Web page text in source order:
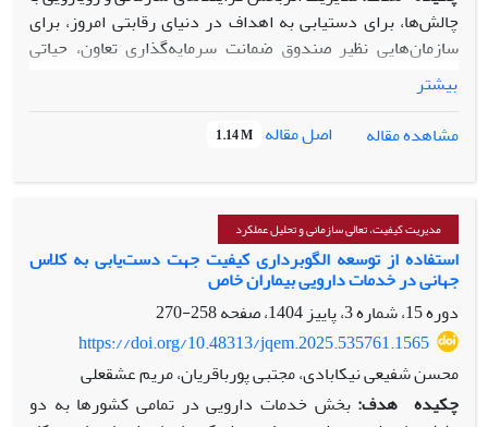
چالش‌ها، برای دستیابی به اهداف در دنیای رقابتی امروز، برای
سازمان‌هایی نظیر صندوق ضمانت سرمایه‌گذاری تعاون، حیاتی
است. اهمیت این موضوع برای این صندوق، با توجه به طیف وسیع
ذی‌نفعان و نقش کلیدی آن در حمایت از بخش تعاون، دوچندان
خواهد بود. ازاین‌رو، پژوهش حاضر با هدف ارایه چالش‌ها و
راهکارهای بهبود، در فرایندهای صدور بیمه‌نامه‌های اعتباری
ضمانت توسعه تعاون صورت پذیرفت.
رویکرد فرایندی بنا نهاده شده تا صحت و اعتبار علمی و کاربردی
نتایج تضمین شود. تحلیل عمیق چالش‌ها و اولویت‌بندی آن‌ها با
استفاده از روش آنتروپی شانون، تکنیک تاپسیس (
رویکرد گروه اسمی (NGT) صورت پذیرفت.
یافته‌ها:یافته‌های پژوهش نشان داد که بیشترین عارضه‌های
صندوق در بخش‌های فرایند و استراتژی متمرکز هستند؛ ازاین‌رو،
متناسب با اولویت‌های استخراج‌شده، راهکارهای بهینه‌سازی ارایه
و شاخص‌های کلیدی عملکرد ( KPIs) برای نظارت مستمر تدوین
بیشتر
مشاهده مقاله
اصل مقاله 1.14 M
مدیریت کیفیت، تعالی سازمانی و تحلیل عملکرد
استفاده از توسعه الگوبرداری کیفیت جهت دست‌یابی به کلاس
جهانی در خدمات دارویی بیماران خاص
دوره 15، شماره 3، پاییز 1404، صفحه
258-270
https://doi.org/10.48313/jqem.2025.535761.1565
محسن شفیعی نیکابادی، مجتبی پورباقریان، مریم عشقعلی
چکیده هدف: بخش خدمات دارویی در تمامی کشورها به دو